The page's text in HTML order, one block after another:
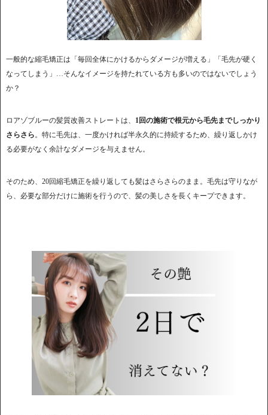
一般的な縮毛矯正は「毎回全体にかけるからダメージが増える」「毛先が硬く
なってしまう」…そんなイメージを持たれている方も多いのではないでしょう
か？
ロアゾブルーの髪質改善ストレートは、 1回の施術で根元から毛先までしっかり
さらさら 。特に毛先は、一度かければ半永久的に持続するため、繰り返しかけ
る必要がなく余計なダメージを与えません。
そのため、20回縮毛矯正を繰り返しても髪はさらさらのまま。毛先は守りなが
ら、必要な部分だけに施術を行うので、髪の美しさを長くキープできます。